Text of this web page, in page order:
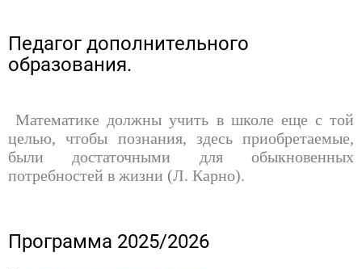
Педагог дополнительного
образования.
Математике должны учить в школе еще с той
целью, чтобы познания, здесь приобретаемые,
были достаточными для обыкновенных
потребностей в жизни (Л. Карно).
Программа 2025/2026